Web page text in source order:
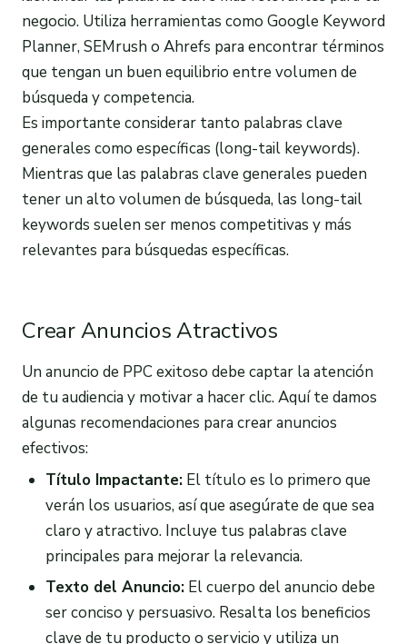
negocio. Utiliza herramientas como Google Keyword
Planner, SEMrush o Ahrefs para encontrar términos
que tengan un buen equilibrio entre volumen de
búsqueda y competencia.
Es importante considerar tanto palabras clave
generales como específicas (long-tail keywords).
Mientras que las palabras clave generales pueden
tener un alto volumen de búsqueda, las long-tail
keywords suelen ser menos competitivas y más
relevantes para búsquedas específicas.
Crear Anuncios Atractivos
Un anuncio de PPC exitoso debe captar la atención
de tu audiencia y motivar a hacer clic. Aquí te damos
algunas recomendaciones para crear anuncios
efectivos:
Título Impactante:El título es lo primero que
verán los usuarios, así que asegúrate de que sea
claro y atractivo. Incluye tus palabras clave
principales para mejorar la relevancia.
Texto del Anuncio:El cuerpo del anuncio debe
ser conciso y persuasivo. Resalta los beneficios
clave de tu producto o servicio y utiliza un